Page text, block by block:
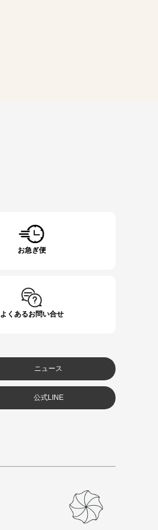
お急ぎ便
よくあるお問い合せ
ニュース
公式LINE